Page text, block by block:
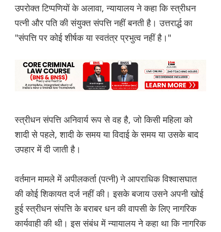
उपरोक्त टिप्पणियों के अलावा, न्यायालय ने कहा कि स्त्रीधन
पत्नी और पति की संयुक्त संपत्ति नहीं बनती है। उत्तरार्द्ध का
"संपत्ति पर कोई शीर्षक या स्वतंत्र प्रभुत्व नहीं है।"
स्त्रीधन संपत्ति अनिवार्य रूप से वह है, जो किसी महिला को
शादी से पहले, शादी के समय या विदाई के समय या उसके बाद
उपहार में दी जाती है।
वर्तमान मामले में अपीलकर्ता (पत्नी) ने आपराधिक विश्वासघात
की कोई शिकायत दर्ज नहीं की। इसके बजाय उसने अपनी खोई
हुई स्त्रीधन संपत्ति के बराबर धन की वापसी के लिए नागरिक
कार्यवाही की थी। इस संबंध में न्यायालय ने कहा था कि नागरिक